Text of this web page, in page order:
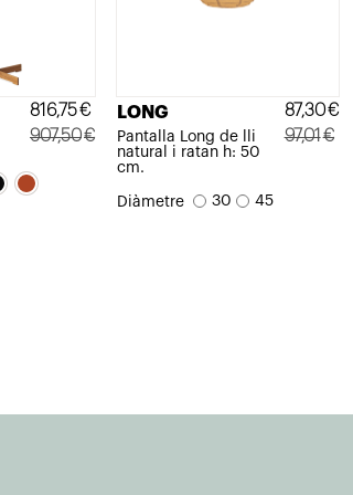
907,50€
preu
816,75€
preu
LONG
Pantalla Long de lli
natural i ratan h: 50
cm.
97,01€
87,30€
Diàmetre 30 45